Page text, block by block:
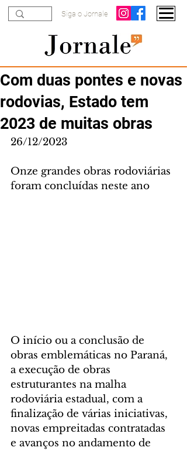
Siga o Jornale
Com duas pontes e novas
rodovias, Estado tem
2023 de muitas obras
26/12/2023
Onze grandes obras rodoviárias
foram concluídas neste ano
O início ou a conclusão de
obras emblemáticas no Paraná,
a execução de obras
estruturantes na malha
rodoviária estadual, com a
finalização de várias iniciativas,
novas empreitadas contratadas
e avanços no andamento de